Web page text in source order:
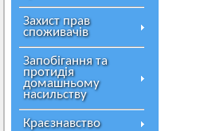
Захист прав
споживачів
Запобігання та
протидія
домашньому
насильству
Краєзнавство